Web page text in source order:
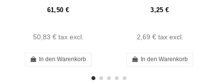
W113- 1202230512
61,50 €
50,83 € tax excl.
In den Warenkorb
3,25 €
2,69 € tax excl.
In den Warenkorb